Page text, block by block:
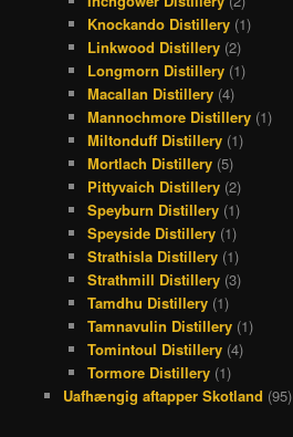
Knockando Distillery (1)
Linkwood Distillery (2)
Longmorn Distillery (1)
Macallan Distillery (4)
Mannochmore Distillery (1)
Miltonduff Distillery (1)
Mortlach Distillery (5)
Pittyvaich Distillery (2)
Speyburn Distillery (1)
Speyside Distillery (1)
Strathisla Distillery (1)
Strathmill Distillery (3)
Tamdhu Distillery (1)
Tamnavulin Distillery (1)
Tomintoul Distillery (4)
Tormore Distillery (1)
Uafhængig aftapper Skotland (95)